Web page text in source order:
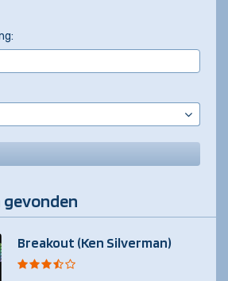
gevonden
Breakout (Ken Silverman)